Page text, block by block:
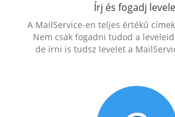
Írj és fogadj
A MailService-en teljes értékű
Nem csak fogadni tudod a
de írni is tudsz levelet a